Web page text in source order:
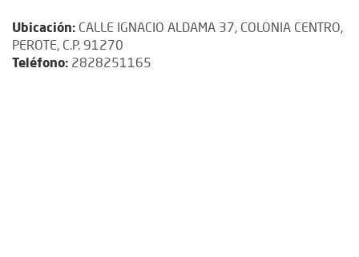
Ubicación: CALLE IGNACIO ALDAMA 37, COLONIA CENTRO,
PEROTE, C.P. 91270
Teléfono: 2828251165